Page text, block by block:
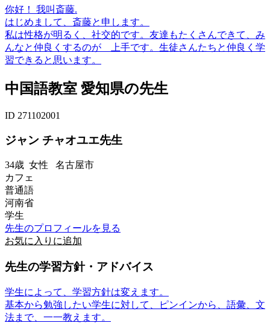
你好！ 我叫斎藤.
はじめまして、斎藤と申します。
私は性格が明るく、社交的です。友達もたくさんできて、み
んなと仲良くするのが 上手です。生徒さんたちと仲良く学
習できると思います。
中国語教室 愛知県の先生
ID 271102001
ジャン チャオユエ先生
34歳 女性 名古屋市
カフェ
普通語
河南省
学生
先生のプロフィールを見る
お気に入りに追加
先生の学習方針・アドバイス
学生によって、学習方針は変えます。
基本から勉強したい学生に対して、ピンインから、語彙、文
法まで、一一教えます。